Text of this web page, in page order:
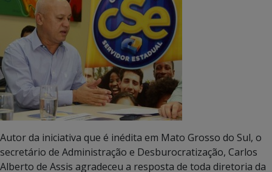
Autor da iniciativa que é inédita em Mato Grosso do Sul, o
secretário de Administração e Desburocratização, Carlos
Alberto de Assis agradeceu a resposta de toda diretoria da